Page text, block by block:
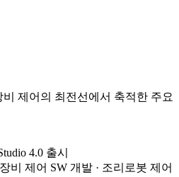
제어의 최전선에서 축적한 주요
4.0 출시
비 제어 SW 개발 · 조리로봇 제어